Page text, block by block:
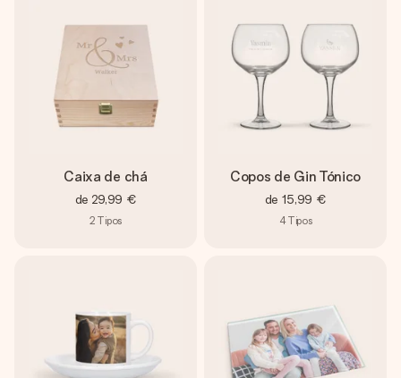
Caixa de chá
de 29,99 €
2 Tipos
Copos de Gin Tónico
de 15,99 €
4Tipos